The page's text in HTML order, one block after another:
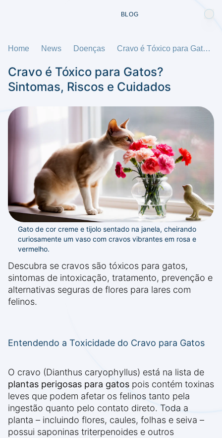
BLOG
Home News Doenças Cravo é Tóxico para Gatos? Sintomas, Riscos e Cuidados
Cravo é Tóxico para Gatos?
Sintomas, Riscos e Cuidados
Gato de cor creme e tijolo sentado na janela, cheirando
curiosamente um vaso com cravos vibrantes em rosa e
vermelho.
Descubra se cravos são tóxicos para gatos,
sintomas de intoxicação, tratamento, prevenção e
alternativas seguras de flores para lares com
felinos.
Entendendo a Toxicidade do Cravo para Gatos
O cravo (Dianthus caryophyllus) está na lista de
plantas perigosas para gatos pois contém toxinas
leves que podem afetar os felinos tanto pela
ingestão quanto pelo contato direto. Toda a
planta – incluindo flores, caules, folhas e seiva –
possui saponinas triterpenoides e outros